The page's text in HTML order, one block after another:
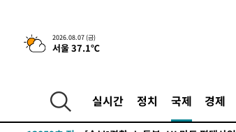
2026.08.07 (금)
서울 37.1℃
실시간 정치 국제 경제
-20436초 전 >[속보]'채상병 순직 책임' 임성근, 항소
-20302초 전 >[속보]종합특검, '관저이전 봐주기 감
-16152초 전 >
-15346초 전 >
"미 전국적 살모네라 식중독 원인은